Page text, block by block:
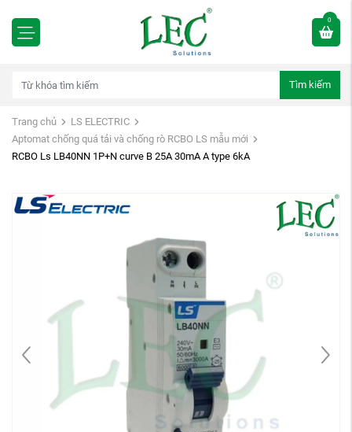
0
Tìm kiếm
Trang chủ
LS ELECTRIC
Aptomat chống quá tải và chống rò RCBO LS mẫu mới
RCBO Ls LB40NN 1P+N curve B 25A 30mA A type 6kA